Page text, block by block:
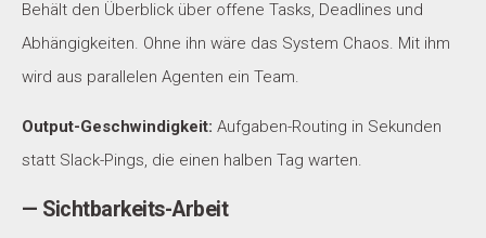
Behält den Überblick über offene Tasks, Deadlines und
Abhängigkeiten. Ohne ihn wäre das System Chaos. Mit ihm
wird aus parallelen Agenten ein Team.
Output-Geschwindigkeit: Aufgaben-Routing in Sekunden
statt Slack-Pings, die einen halben Tag warten.
— Sichtbarkeits-Arbeit